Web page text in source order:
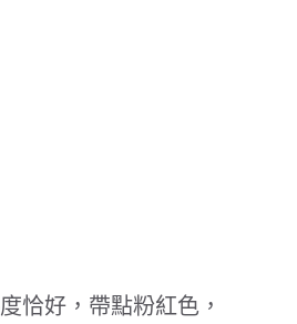
恰好，帶點粉紅色，